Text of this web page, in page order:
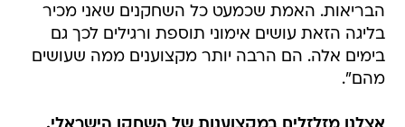
הבריאות. האמת שכמעט כל השחקנים שאני מכיר
בליגה הזאת עושים אימוני תוספת ורגילים לכך גם
בימים אלה. הם הרבה יותר מקצוענים ממה שעושים
מהם".